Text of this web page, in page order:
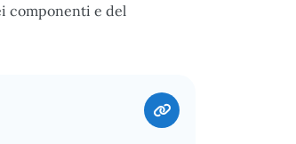
componenti e del